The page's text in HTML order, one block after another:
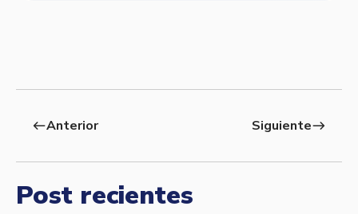
westAnterior Siguienteeast
Post recientes